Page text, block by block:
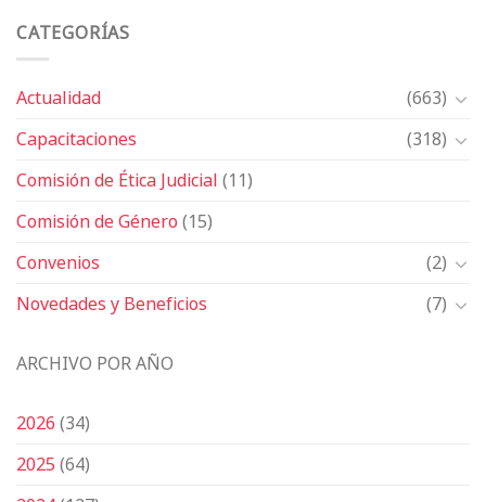
CATEGORÍAS
Actualidad
(663)
Capacitaciones
(318)
Comisión de Ética Judicial(11)
Comisión de Género(15)
Convenios
(2)
Novedades y Beneficios
(7)
ARCHIVO POR AÑO
2026(34)
2025(64)